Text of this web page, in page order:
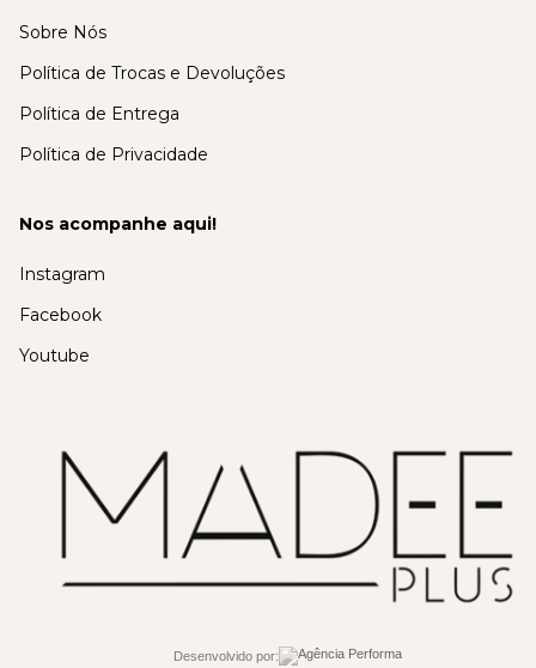
Sobre Nós
Política de Trocas e Devoluções
Política de Entrega
Política de Privacidade
Nos acompanhe aqui!
Instagram
Facebook
Youtube
Desenvolvido por: